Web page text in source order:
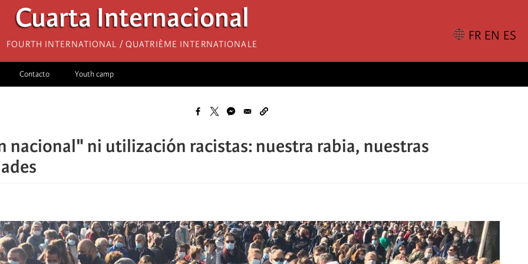
Cuarta Internacional
Fourth International / Quatrième internationale
Contacto Youth camp
nacional" ni utilización racistas: nuestra rabia, nuestras